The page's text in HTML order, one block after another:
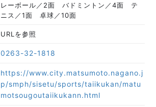
レーボール／2面 バドミントン／4面 テ
ニス／1面 卓球／10面
URLを参照
0263-32-1818
https://www.city.matsumoto.nagano.j
p/smph/sisetu/sports/taiikukan/matu
motsougoutaiikukann.html